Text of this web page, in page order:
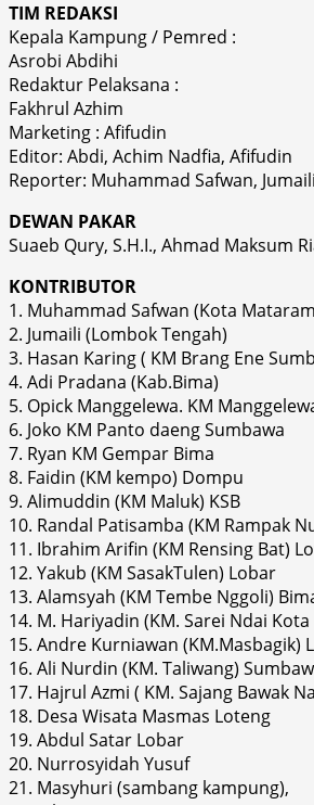
TIM REDAKSI
Kepala Kampung / Pemred :
Asrobi Abdihi
Redaktur Pelaksana :
Fakhrul Azhim
Marketing : Afifudin
Editor: Abdi, Achim Nadfia, Afifudin
Reporter: Muhammad Safwan,
DEWAN PAKAR
Suaeb Qury, S.H.I., Ahmad Maksum
KONTRIBUTOR
1. Muhammad Safwan (Kota
2. Jumaili (Lombok Tengah)
3. Hasan Karing ( KM Brang Ene
4. Adi Pradana (Kab.Bima)
5. Opick Manggelewa. KM
6. Joko KM Panto daeng Sumbawa
7. Ryan KM Gempar Bima
8. Faidin (KM kempo) Dompu
9. Alimuddin (KM Maluk) KSB
10. Randal Patisamba (KM Rampak
11. Ibrahim Arifin (KM Rensing Bat)
12. Yakub (KM SasakTulen) Lobar
13. Alamsyah (KM Tembe Nggoli)
14. M. Hariyadin (KM. Sarei Ndai Kota
15. Andre Kurniawan (KM.Masbagik)
16. Ali Nurdin (KM. Taliwang)
17. Hajrul Azmi ( KM. Sajang Bawak
18. Desa Wisata Masmas Loteng
19. Abdul Satar Lobar
20. Nurrosyidah Yusuf
21. Masyhuri (sambang kampung),